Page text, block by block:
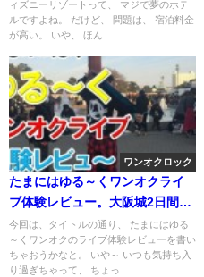
ィズニーリゾートって、 マジで夢のホテ
ルですよね。 だけど、 問題は、 宿泊料金
が高い。 いや、 ほん...
ワンオクロック
たまにはゆる～くワンオクライ
ブ体験レビュー。大阪城2日間ア
ラフォーでも楽しめた？
今回は、タイトルの通り、 たまにはゆる
～くワンオクのライブ体験レビューを書い
ちゃおうかなと。 いや～ いつも気持ち入
り過ぎちゃって、 ちょっ...